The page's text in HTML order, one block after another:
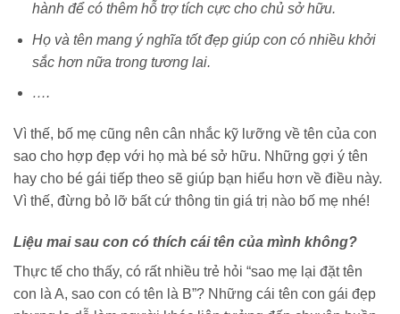
hành để có thêm hỗ trợ tích cực cho chủ sở hữu.
Họ và tên mang ý nghĩa tốt đẹp giúp con có nhiều khởi
sắc hơn nữa trong tương lai.
….
Vì thế, bố mẹ cũng nên cân nhắc kỹ lưỡng về tên của con
sao cho hợp đẹp với họ mà bé sở hữu. Những gợi ý tên
hay cho bé gái tiếp theo sẽ giúp bạn hiểu hơn về điều này.
Vì thế, đừng bỏ lỡ bất cứ thông tin giá trị nào bố mẹ nhé!
Liệu mai sau con có thích cái tên của mình không?
Thực tế cho thấy, có rất nhiều trẻ hỏi “sao mẹ lại đặt tên
con là A, sao con có tên là B”? Những cái tên con gái đẹp